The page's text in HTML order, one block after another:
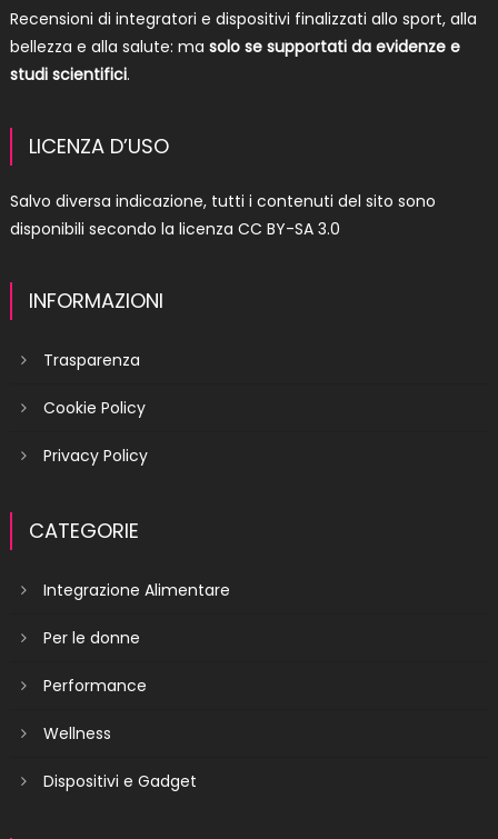
Recensioni di integratori e dispositivi finalizzati allo sport, alla
bellezza e alla salute: ma solo se supportati da evidenze e
studi scientifici.
LICENZA D’USO
Salvo diversa indicazione, tutti i contenuti del sito sono
disponibili secondo la licenza CC BY-SA 3.0
INFORMAZIONI
Trasparenza
Cookie Policy
Privacy Policy
CATEGORIE
Integrazione Alimentare
Per le donne
Performance
Wellness
Dispositivi e Gadget